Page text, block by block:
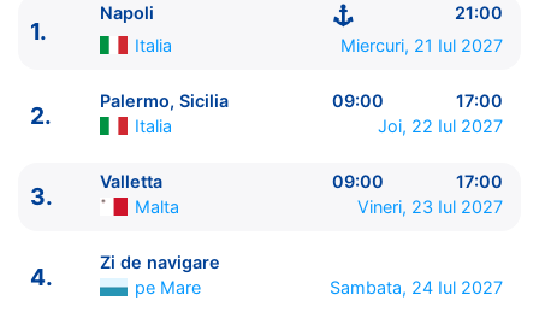
MSC Cruises
1.
Napoli
21:00
Italia
Miercuri, 21 Iul 2027
2.
Palermo, Sicilia 09:00
17:00
Italia
Joi, 22 Iul 2027
3.
Valletta 09:00
17:00
Malta
Vineri, 23 Iul 2027
4.
Zi de navigare
pe Mare
Sambata, 24 Iul 2027